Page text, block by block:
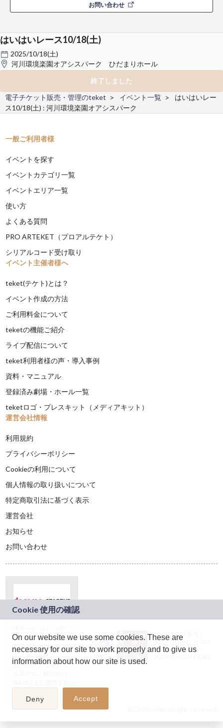
お問い合わせ
はいはいレース10/18(土)
2025/10/18(土)
河川環境楽園オアシスパーク ひだまりホール
終了しました
電子チケット販売・管理のteket
イベント一覧
はいはいレー
ス10/18(土) : 河川環境楽園オアシスパーク
一般ご利用者様
イベントを探す
イベントカテゴリ一覧
イベントエリア一覧
使い方
よくある質問
PRO ARTEKET（プロアルテケト）
シリアルコード受け取り
イベント主催者様へ
teket(テケト)とは？
イベント作成の方法
ご利用料金について
teketの機能ご紹介
ライブ配信について
teket利用者様の声・導入事例
資料・マニュアル
登録済み劇場・ホール一覧
teketロゴ・プレスキット（メディアキット）
運営会社情報
利用規約
プライバシーポリシー
Cookieの利用について
個人情報の取り扱いについて
特定商取引法に基づく表示
運営会社
お知らせ
お問い合わせ
ドコモグループの新
規事業創出プログラ
ム「docomo
STARTUP」を通じて
JASRAC許諾番号：
9024936001Y45037
JASRAC許諾番号：
On our website we use some cookies. These are
necessary for our site to work properly and to give us
information about how our site is used.
Deny Accept